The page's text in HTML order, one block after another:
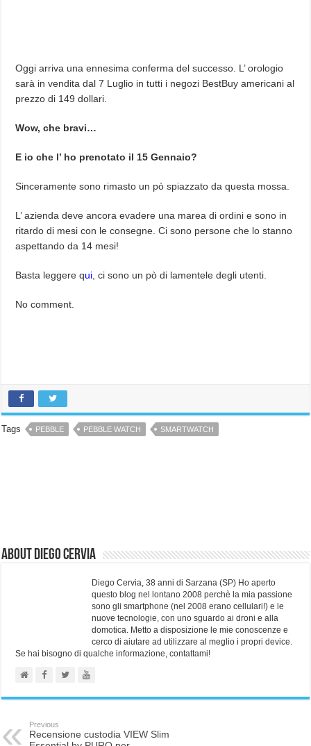
Oggi arriva una ennesima conferma del successo. L’ orologio
sarà in vendita dal 7 Luglio in tutti i negozi BestBuy americani al
prezzo di 149 dollari.
Wow, che bravi…
E io che l’ ho prenotato il 15 Gennaio?
Sinceramente sono rimasto un pò spiazzato da questa mossa.
L’ azienda deve ancora evadere una marea di ordini e sono in
ritardo di mesi con le consegne. Ci sono persone che lo stanno
aspettando da 14 mesi!
Basta leggere qui , ci sono un pò di lamentele degli utenti.
No comment.
Tags PEBBLE PEBBLE WATCH SMARTWATCH
About Diego Cervia
Diego Cervia, 38 anni di Sarzana (SP) Ho aperto
questo blog nel lontano 2008 perchè la mia passione
sono gli smartphone (nel 2008 erano cellulari!) e le
nuove tecnologie, con uno sguardo ai droni e alla
domotica. Metto a disposizione le mie conoscenze e
cerco di aiutare ad utilizzare al meglio i propri device.
Se hai bisogno di qualche informazione, contattami!
Previous
Recensione custodia VIEW Slim